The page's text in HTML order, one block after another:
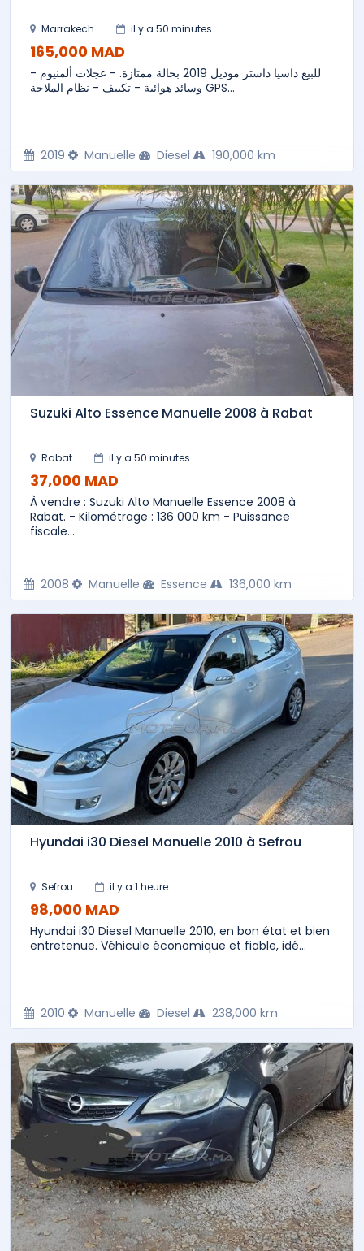
Marrakech il y a 50 minutes
165,000 MAD
للبيع داسيا داستر موديل 2019 بحالة ممتازة. - عجلات ألمنيوم -
وسائد هوائية - تكييف - نظام الملاحة GPS...
2019 Manuelle Diesel 190,000 km
Suzuki Alto Essence Manuelle 2008 à Rabat
Rabat il y a 50 minutes
37,000 MAD
À vendre : Suzuki Alto Manuelle Essence 2008 à
Rabat. - Kilométrage : 136 000 km - Puissance
fiscale...
2008 Manuelle Essence 136,000 km
Hyundai i30 Diesel Manuelle 2010 à Sefrou
Sefrou il y a 1 heure
98,000 MAD
Hyundai i30 Diesel Manuelle 2010, en bon état et bien
entretenue. Véhicule économique et fiable, idé...
2010 Manuelle Diesel 238,000 km